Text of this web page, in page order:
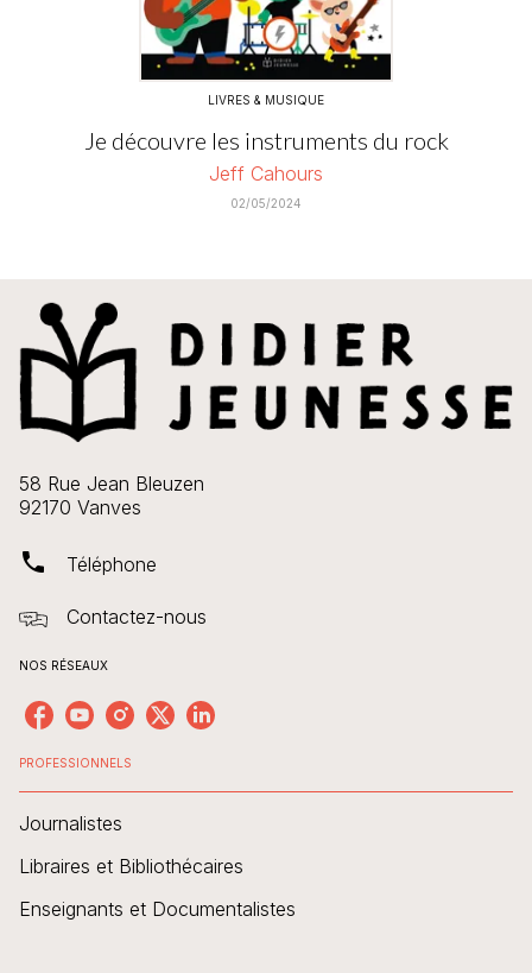
LIVRES & MUSIQUE
Je découvre les instruments du rock
Jeff Cahours
02/05/2024
58 Rue Jean Bleuzen
92170 Vanves
phone Téléphone
Contactez-nous
NOS RÉSEAUX
PROFESSIONNELS
Journalistes
Libraires et Bibliothécaires
Enseignants et Documentalistes